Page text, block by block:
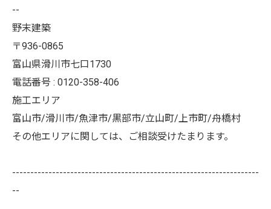
--
野末建築
〒936-0865
富山県滑川市七口1730
電話番号 : 0120-358-406
施工エリア
富山市/滑川市/魚津市/黒部市/立山町/上市町/舟橋村
その他エリアに関しては、ご相談受けたまります。
--------------------------------------------------------------------
--